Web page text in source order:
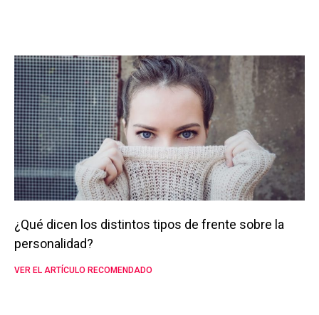
¿Qué dicen los distintos tipos de frente sobre la
personalidad?
VER EL ARTÍCULO RECOMENDADO